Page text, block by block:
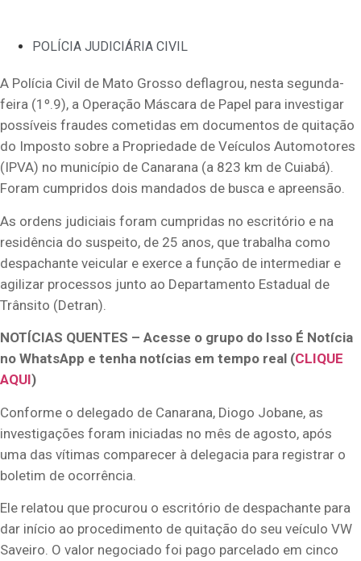
POLÍCIA JUDICIÁRIA CIVIL
A Polícia Civil de Mato Grosso deflagrou, nesta segunda-
feira (1º.9), a Operação Máscara de Papel para investigar
possíveis fraudes cometidas em documentos de quitação
do Imposto sobre a Propriedade de Veículos Automotores
(IPVA) no município de Canarana (a 823 km de Cuiabá).
Foram cumpridos dois mandados de busca e apreensão.
As ordens judiciais foram cumpridas no escritório e na
residência do suspeito, de 25 anos, que trabalha como
despachante veicular e exerce a função de intermediar e
agilizar processos junto ao Departamento Estadual de
Trânsito (Detran).
NOTÍCIAS QUENTES – Acesse o grupo do Isso É Notícia
no WhatsApp e tenha notícias em tempo real (CLIQUE
AQUI)
Conforme o delegado de Canarana, Diogo Jobane, as
investigações foram iniciadas no mês de agosto, após
uma das vítimas comparecer à delegacia para registrar o
boletim de ocorrência.
Ele relatou que procurou o escritório de despachante para
dar início ao procedimento de quitação do seu veículo VW
Saveiro. O valor negociado foi pago parcelado em cinco